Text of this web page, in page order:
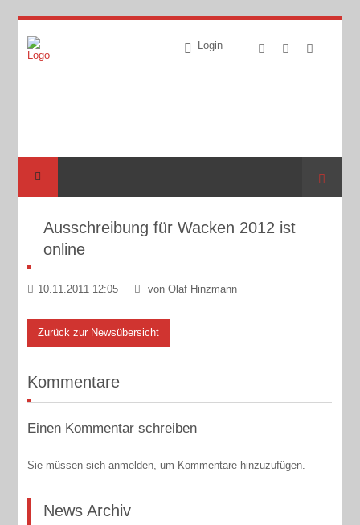
Login
Suche
Ausschreibung für Wacken 2012 ist
online
10.11.2011 12:05 von Olaf Hinzmann
Zurück zur Newsübersicht
Kommentare
Einen Kommentar schreiben
Sie müssen sich anmelden, um Kommentare hinzuzufügen.
News Archiv